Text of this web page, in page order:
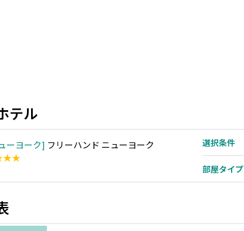
テル
ーヨーク
フリーハンド ニューヨーク
選択条件
部屋タイプ